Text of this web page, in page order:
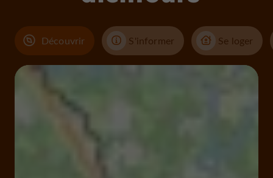
Découvrir S'informer Se loger